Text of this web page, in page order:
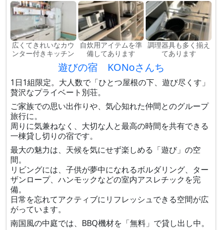
広くてきれいなカウ
ンター付きキッチン
自炊用アイテムを準
備してあります
調理器具も多く揃え
てあります
遊びの宿 KONoさんち
1日1組限定。大人数で「ひとつ屋根の下、遊び尽くす」
贅沢なプライベート別荘。
ご家族での思い出作りや、気心知れた仲間とのグループ
旅行に。
周りに気兼ねなく、大切な人と最高の時間を共有できる
一棟貸し切りの宿です。
最大の魅力は、天候を気にせず楽しめる「遊び」の空
間。
リビングには、子供が夢中になれるボルダリング、ター
ザンロープ、ハンモックなどの室内アスレチックを完
備。
日常を忘れてアクティブにリフレッシュできる空間が広
がっています。
南国風の中庭では、BBQ機材を「無料」で貸し出し中。